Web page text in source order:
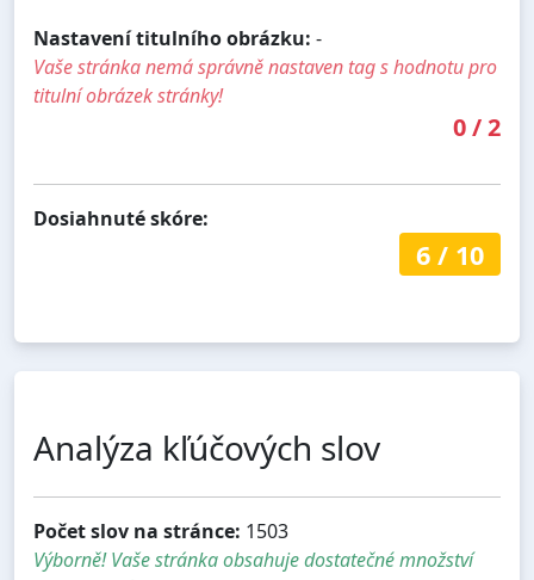
Nastavení titulního obrázku: -
Vaše stránka nemá správně nastaven tag s hodnotu pro
titulní obrázek stránky!
0/2
Dosiahnuté skóre:
6/ 10
Analýza kľúčových slov
Počet slov na stránce: 1503
Výborně! Vaše stránka obsahuje dostatečné množství